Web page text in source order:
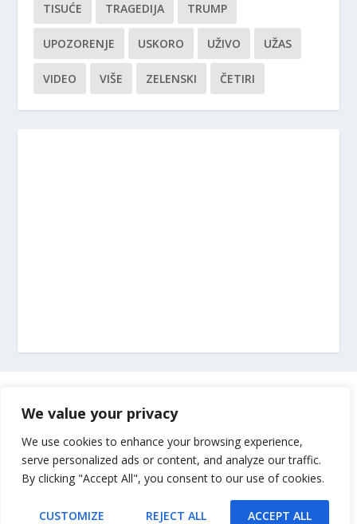
We value your privacy
We use cookies to enhance your browsing experience,
serve personalized ads or content, and analyze our traffic.
By clicking "Accept All", you consent to our use of cookies.
CUSTOMIZE REJECT ALL ACCEPT ALL
TISUĆE TRAGEDIJA TRUMP
UPOZORENJE USKORO UŽIVO UŽAS
VIDEO VIŠE ZELENSKI ČETIRI
Impressum
Uvjeti korištenja